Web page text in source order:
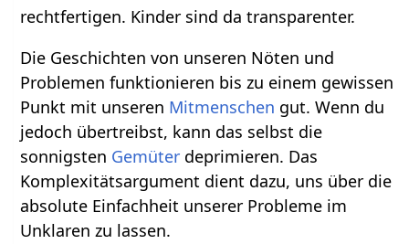
rechtfertigen. Kinder sind da transparenter.
Die Geschichten von unseren Nöten und
Problemen funktionieren bis zu einem gewissen
Punkt mit unseren Mitmenschen gut. Wenn du
jedoch übertreibst, kann das selbst die
sonnigsten Gemüter deprimieren. Das
Komplexitätsargument dient dazu, uns über die
absolute Einfachheit unserer Probleme im
Unklaren zu lassen.